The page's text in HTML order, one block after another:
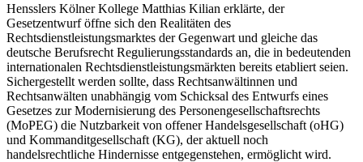
Hensslers Kölner Kollege Matthias Kilian erklärte, der
Gesetzentwurf öffne sich den Realitäten des
Rechtsdienstleistungsmarktes der Gegenwart und gleiche das
deutsche Berufsrecht Regulierungsstandards an, die in bedeutenden
internationalen Rechtsdienstleistungsmärkten bereits etabliert seien.
Sichergestellt werden sollte, dass Rechtsanwältinnen und
Rechtsanwälten unabhängig vom Schicksal des Entwurfs eines
Gesetzes zur Modernisierung des Personengesellschaftsrechts
(MoPEG) die Nutzbarkeit von offener Handelsgesellschaft (oHG)
und Kommanditgesellschaft (KG), der aktuell noch
handelsrechtliche Hindernisse entgegenstehen, ermöglicht wird.